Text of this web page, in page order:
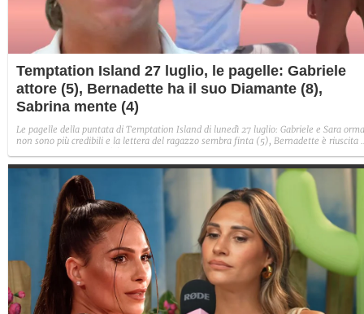
Temptation Island 27 luglio, le pagelle: Gabriele
attore (5), Bernadette ha il suo Diamante (8),
Sabrina mente (4)
Le pagelle della puntata di Temptation Island di lunedì 27 luglio: Gabriele e Sara
non sono più credibili e la lettera del ragazzo sembra finta (5), Bernadette è riuscita
Giovanni che se stessa in un solo momento (4).